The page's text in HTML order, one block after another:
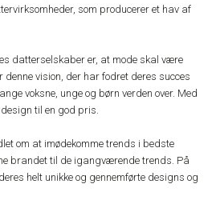
som producerer et hav af
datterselskaber er, at mode skal være
vision, der har fodret deres succes
voksne, unge og børn verden over. Med
til en god pris.
om at imødekomme trends i bedste
brandet til de igangværende trends. På
helt unikke og gennemførte designs og